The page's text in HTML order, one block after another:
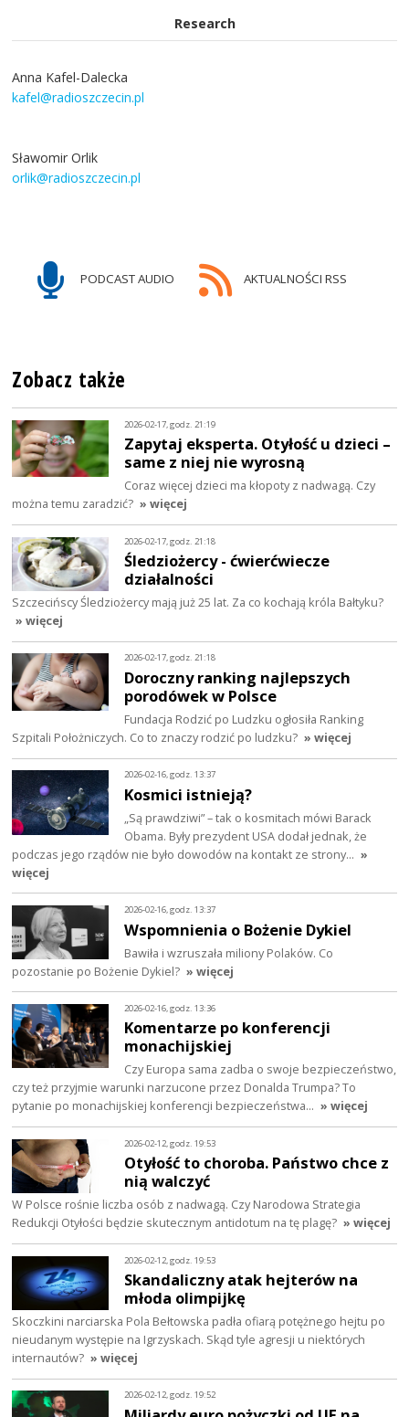
Research
Anna Kafel-Dalecka
kafel@radioszczecin.pl
Sławomir Orlik
orlik@radioszczecin.pl
PODCAST AUDIO AKTUALNOŚCI RSS
Zobacz także
2026-02-17, godz. 21:19
Zapytaj eksperta. Otyłość u dzieci –
same z niej nie wyrosną
Coraz więcej dzieci ma kłopoty z nadwagą. Czy
można temu zaradzić? » więcej
2026-02-17, godz. 21:18
Śledziożercy - ćwierćwiecze
działalności
Szczecińscy Śledziożercy mają już 25 lat. Za co kochają króla Bałtyku?
» więcej
2026-02-17, godz. 21:18
Doroczny ranking najlepszych
porodówek w Polsce
Fundacja Rodzić po Ludzku ogłosiła Ranking
Szpitali Położniczych. Co to znaczy rodzić po ludzku? » więcej
2026-02-16, godz. 13:37
Kosmici istnieją?
„Są prawdziwi” – tak o kosmitach mówi Barack
Obama. Były prezydent USA dodał jednak, że
podczas jego rządów nie było dowodów na kontakt ze strony… »
więcej
2026-02-16, godz. 13:37
Wspomnienia o Bożenie Dykiel
Bawiła i wzruszała miliony Polaków. Co
pozostanie po Bożenie Dykiel? » więcej
2026-02-16, godz. 13:36
Komentarze po konferencji
monachijskiej
Czy Europa sama zadba o swoje bezpieczeństwo,
czy też przyjmie warunki narzucone przez Donalda Trumpa? To
pytanie po monachijskiej konferencji bezpieczeństwa… » więcej
2026-02-12, godz. 19:53
Otyłość to choroba. Państwo chce z
nią walczyć
W Polsce rośnie liczba osób z nadwagą. Czy Narodowa Strategia
Redukcji Otyłości będzie skutecznym antidotum na tę plagę? » więcej
2026-02-12, godz. 19:53
Skandaliczny atak hejterów na
młoda olimpijkę
Skoczkini narciarska Pola Bełtowska padła ofiarą potężnego hejtu po
nieudanym występie na Igrzyskach. Skąd tyle agresji u niektórych
internautów? » więcej
2026-02-12, godz. 19:52